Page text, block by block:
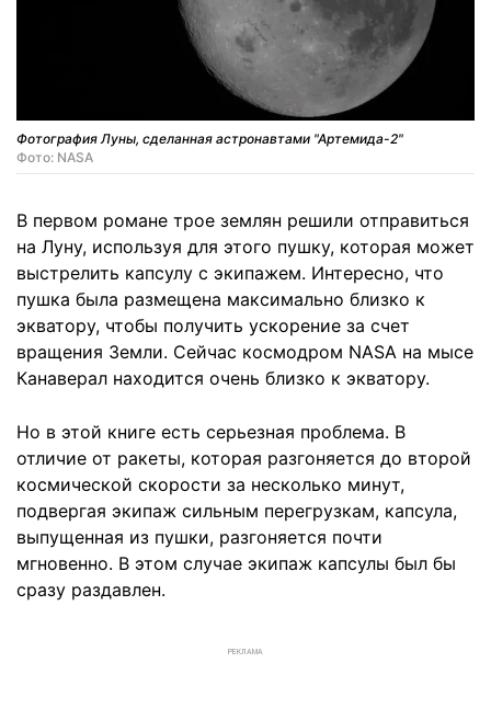
Фотография Луны, сделанная астронавтами "Артемида-2"
Фото: NASA
В первом романе трое землян решили отправиться
на Луну, используя для этого пушку, которая может
выстрелить капсулу с экипажем. Интересно, что
пушка была размещена максимально близко к
экватору, чтобы получить ускорение за счет
вращения Земли. Сейчас космодром NASA на мысе
Канаверал находится очень близко к экватору.
Но в этой книге есть серьезная проблема. В
отличие от ракеты, которая разгоняется до второй
космической скорости за несколько минут,
подвергая экипаж сильным перегрузкам, капсула,
выпущенная из пушки, разгоняется почти
мгновенно. В этом случае экипаж капсулы был бы
сразу раздавлен.
РЕКЛАМА